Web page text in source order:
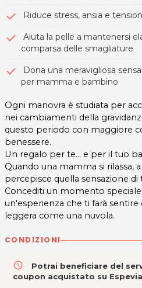
Riduce stress, ansia e
Aiuta la pelle a mantenersi
comparsa delle smagliature
Dona una meravigliosa
per mamma e bambino
Ogni manovra è studiata per
nei cambiamenti della
questo periodo con maggiore
benessere.
Un regalo per te... e per il tuo
Quando una mamma si rilassa,
percepisce quella sensazione di
Concediti un momento speciale
un'esperienza che ti farà
leggera come una nuvola.
CONDIZIONI
access_time
Potrai beneficiare del
coupon acquistato su Espevia